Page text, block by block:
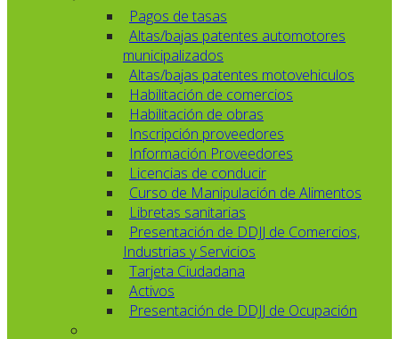
Pagos de tasas
Altas/bajas patentes automotores
municipalizados
Altas/bajas patentes motovehiculos
Habilitación de comercios
Habilitación de obras
Inscripción proveedores
Información Proveedores
Licencias de conducir
Curso de Manipulación de Alimentos
Libretas sanitarias
Presentación de DDJJ de Comercios,
Industrias y Servicios
Tarjeta Ciudadana
Activos
Presentación de DDJJ de Ocupación